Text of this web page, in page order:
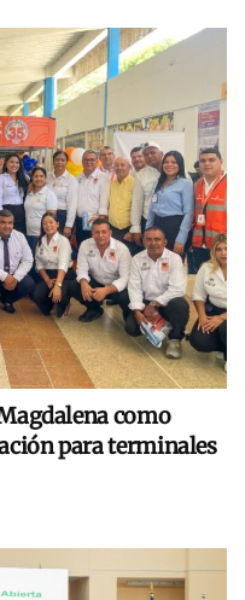
como
para terminales